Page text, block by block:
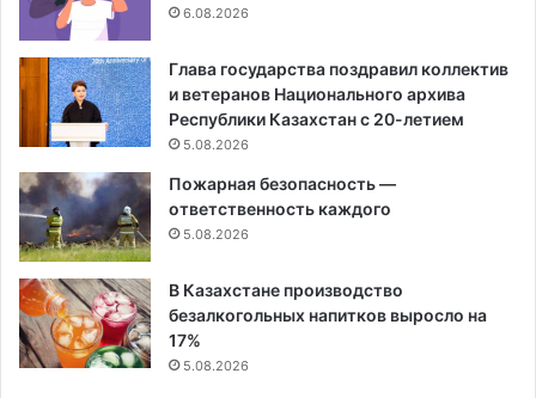
6.08.2026
Глава государства поздравил коллектив
и ветеранов Национального архива
Республики Казахстан с 20-летием
5.08.2026
Пожарная безопасность —
ответственность каждого
5.08.2026
В Казахстане производство
безалкогольных напитков выросло на
17%
5.08.2026